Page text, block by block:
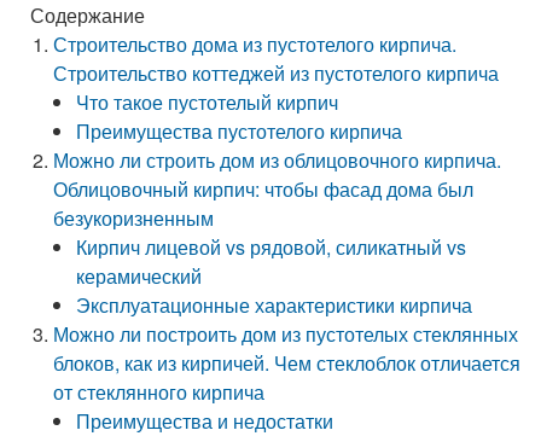
Содержание
Строительство дома из пустотелого кирпича.
Строительство коттеджей из пустотелого кирпича
Что такое пустотелый кирпич
Преимущества пустотелого кирпича
Можно ли строить дом из облицовочного кирпича.
Облицовочный кирпич: чтобы фасад дома был
безукоризненным
Кирпич лицевой vs рядовой, силикатный vs
керамический
Эксплуатационные характеристики кирпича
Можно ли построить дом из пустотелых стеклянных
блоков, как из кирпичей. Чем стеклоблок отличается
от стеклянного кирпича
Преимущества и недостатки